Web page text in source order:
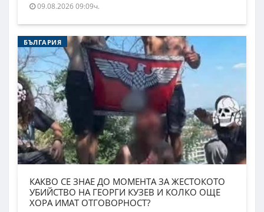
09.08.2026 09:09ч.
БЪЛГАРИЯ
КАКВО СЕ ЗНАЕ ДО МОМЕНТА ЗА ЖЕСТОКОТО
УБИЙСТВО НА ГЕОРГИ КУЗЕВ И КОЛКО ОЩЕ
ХОРА ИМАТ ОТГОВОРНОСТ?